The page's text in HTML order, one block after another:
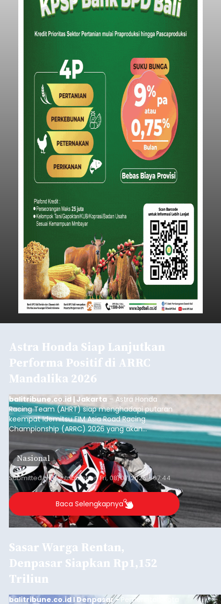
Astra Honda Siap Lanjutkan
Performa Positif di ARRC
Mandalika 2026
balitribune.co.id | Jakarta – Astra Honda
Racing Team (AHRT) siap menghadapi putaran
keempat Idemitsu FIM Asia Road Racing
Championship (ARRC) 2026 yang akan
berlangsung di Pertamina Mandalika
International Circuit, Lombok, Nusa Tenggara
Barat, pada 7–9 Agustus 2026.
Nasional
Submitted bycontributoronFri, 08/07/2026 - 07:44
Baca Selengkapnya
Sasar Warga Rentan,
Denpasar Siapkan Rp1,152
Triliun
balitribune.co.id I Denpasar -Pemerintah Kota